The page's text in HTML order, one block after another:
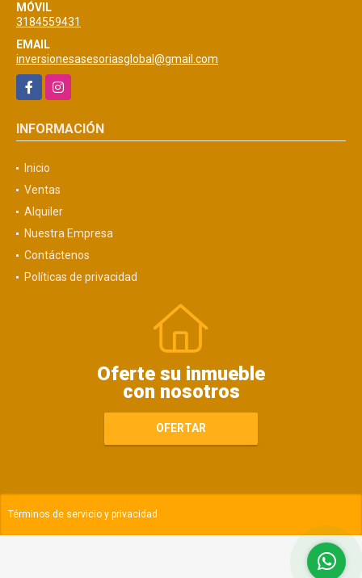
MÓVIL
3184559431
EMAIL
inversionesasesoriasglobal@gmail.com
FacebookInstagram
INFORMACIÓN
Inicio
Ventas
Alquiler
Nuestra Empresa
Contáctenos
Políticas de privacidad
Oferte su inmueble
con nosotros
OFERTAR
Términos de servicio y privacidad